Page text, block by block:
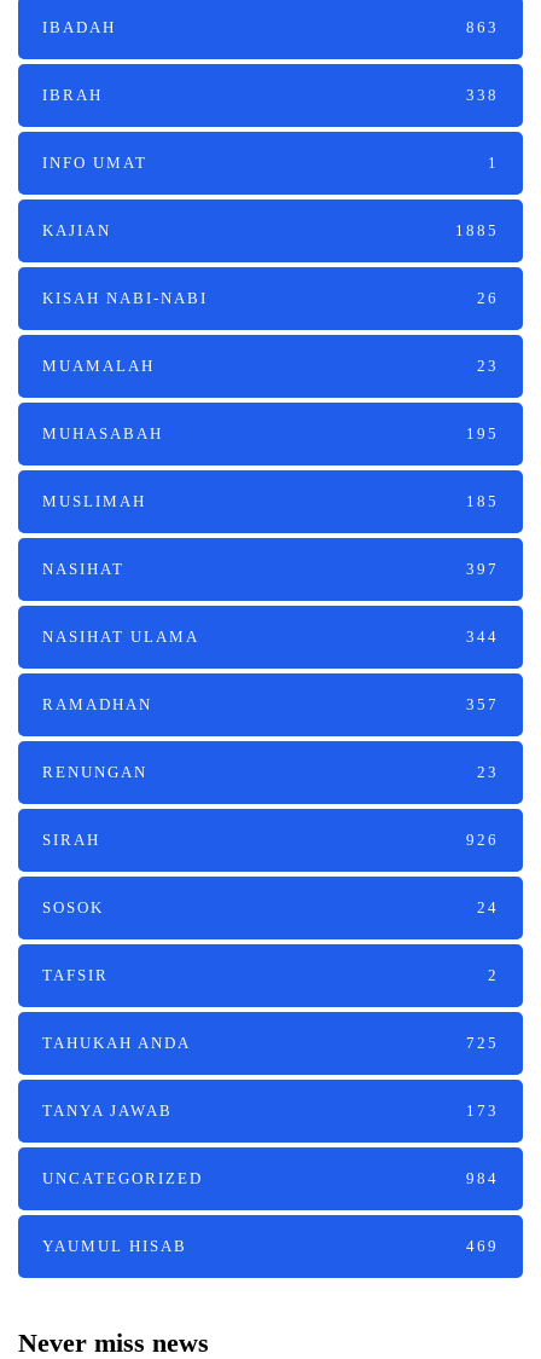
IBADAH 863
IBRAH 338
INFO UMAT 1
KAJIAN 1885
KISAH NABI-NABI 26
MUAMALAH 23
MUHASABAH 195
MUSLIMAH 185
NASIHAT 397
NASIHAT ULAMA 344
RAMADHAN 357
RENUNGAN 23
SIRAH 926
SOSOK 24
TAFSIR 2
TAHUKAH ANDA 725
TANYA JAWAB 173
UNCATEGORIZED 984
YAUMUL HISAB 469
Never miss news